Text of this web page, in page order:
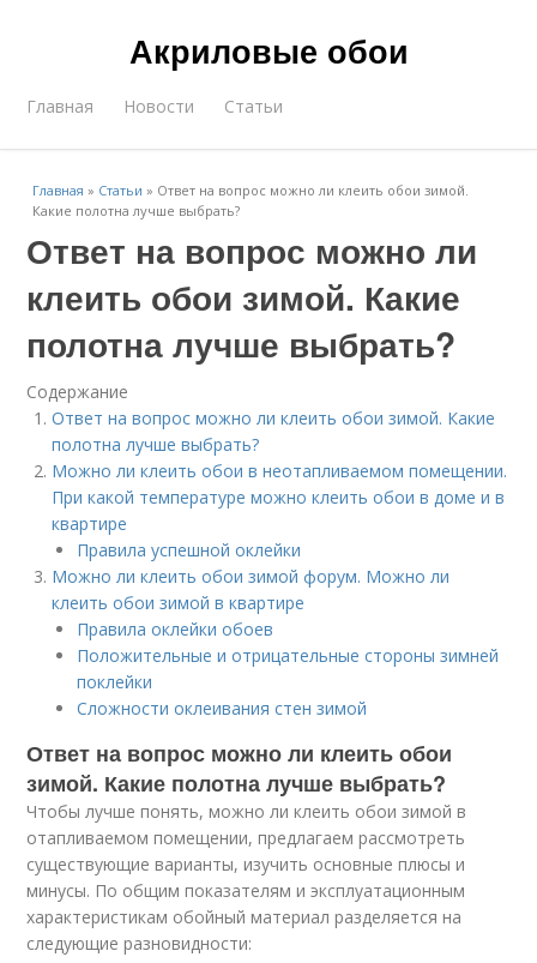
Акриловые обои
Главная Новости Статьи
Главная » Статьи » Ответ на вопрос можно ли клеить обои зимой.
Какие полотна лучше выбрать?
Ответ на вопрос можно ли
клеить обои зимой. Какие
полотна лучше выбрать?
Содержание
Ответ на вопрос можно ли клеить обои зимой. Какие
полотна лучше выбрать?
Можно ли клеить обои в неотапливаемом помещении.
При какой температуре можно клеить обои в доме и в
квартире
Правила успешной оклейки
Можно ли клеить обои зимой форум. Можно ли
клеить обои зимой в квартире
Правила оклейки обоев
Положительные и отрицательные стороны зимней
поклейки
Сложности оклеивания стен зимой
Ответ на вопрос можно ли клеить обои
зимой. Какие полотна лучше выбрать?
Чтобы лучше понять, можно ли клеить обои зимой в
отапливаемом помещении, предлагаем рассмотреть
существующие варианты, изучить основные плюсы и
минусы. По общим показателям и эксплуатационным
характеристикам обойный материал разделяется на
следующие разновидности: